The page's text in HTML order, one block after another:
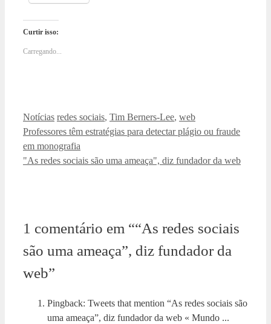
Curtir isso:
Carregando...
Categorias
Notícias Tags
redes sociais, Tim Berners-Lee, web
Professores têm estratégias para detectar plágio ou fraude
em monografia
"As redes sociais são uma ameaça", diz fundador da web
1 comentário em ““As redes sociais
são uma ameaça”, diz fundador da
web”
Pingback: Tweets that mention “As redes sociais são
uma ameaça”, diz fundador da web « Mundo ...